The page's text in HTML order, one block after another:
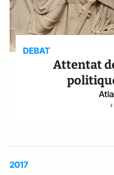
DEBAT
Attentat
2017